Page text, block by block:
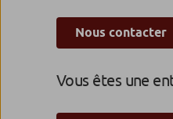
Nous contacter
Vous êtes une